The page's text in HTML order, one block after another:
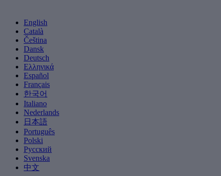
English
Català
Čeština
Dansk
Deutsch
Ελληνικά
Español
Français
한국어
Italiano
Nederlands
日本語
Português
Polski
Русский
Svenska
中文